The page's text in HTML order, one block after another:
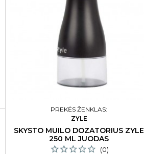
PREKĖS ŽENKLAS:
ZYLE
SKYSTO MUILO DOZATORIUS ZYLE
250 ML JUODAS
(0)